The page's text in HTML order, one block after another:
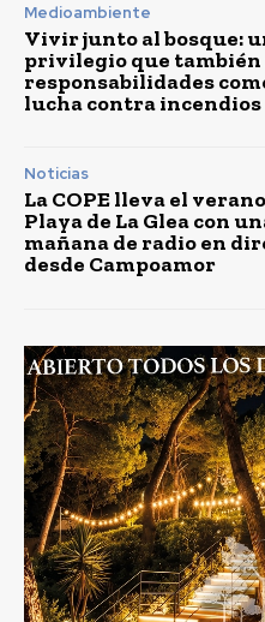
Medioambiente
Vivir junto al bosque:
privilegio que
responsabilidades
lucha contra incendios
Noticias
La COPE lleva el
Playa de La Glea con
mañana de radio en
desde Campoamor